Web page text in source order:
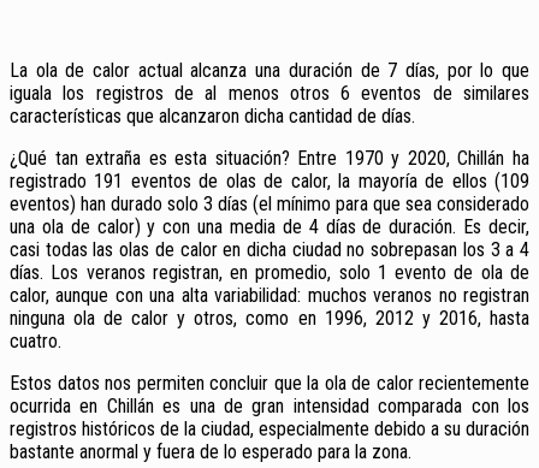
La ola de calor actual alcanza una duración de 7 días, por lo que
iguala los registros de al menos otros 6 eventos de similares
características que alcanzaron dicha cantidad de días.
¿Qué tan extraña es esta situación? Entre 1970 y 2020, Chillán ha
registrado 191 eventos de olas de calor, la mayoría de ellos (109
eventos) han durado solo 3 días (el mínimo para que sea considerado
una ola de calor) y con una media de 4 días de duración. Es decir,
casi todas las olas de calor en dicha ciudad no sobrepasan los 3 a 4
días. Los veranos registran, en promedio, solo 1 evento de ola de
calor, aunque con una alta variabilidad: muchos veranos no registran
ninguna ola de calor y otros, como en 1996, 2012 y 2016, hasta
cuatro.
Estos datos nos permiten concluir que la ola de calor recientemente
ocurrida en Chillán es una de gran intensidad comparada con los
registros históricos de la ciudad, especialmente debido a su duración
bastante anormal y fuera de lo esperado para la zona.